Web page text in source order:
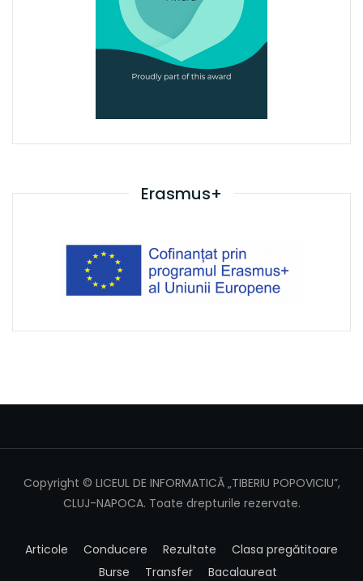
Erasmus+
Copyright © LICEUL DE INFORMATICĂ „TIBERIU POPOVICIU”,
CLUJ-NAPOCA. Toate drepturile rezervate.
Articole Conducere Rezultate
Clasa pregătitoare
Burse
Transfer Bacalaureat